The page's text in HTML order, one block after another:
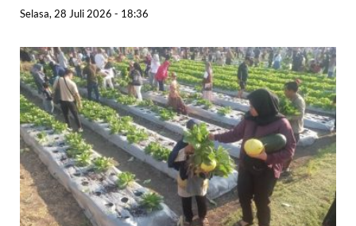
Selasa, 28 Juli 2026 - 18:36